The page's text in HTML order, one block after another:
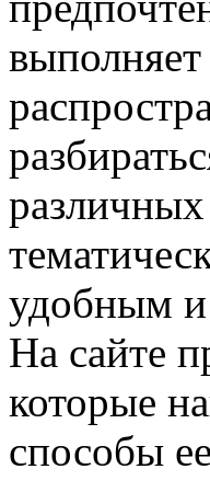
удобным
На сайте
которые
способы